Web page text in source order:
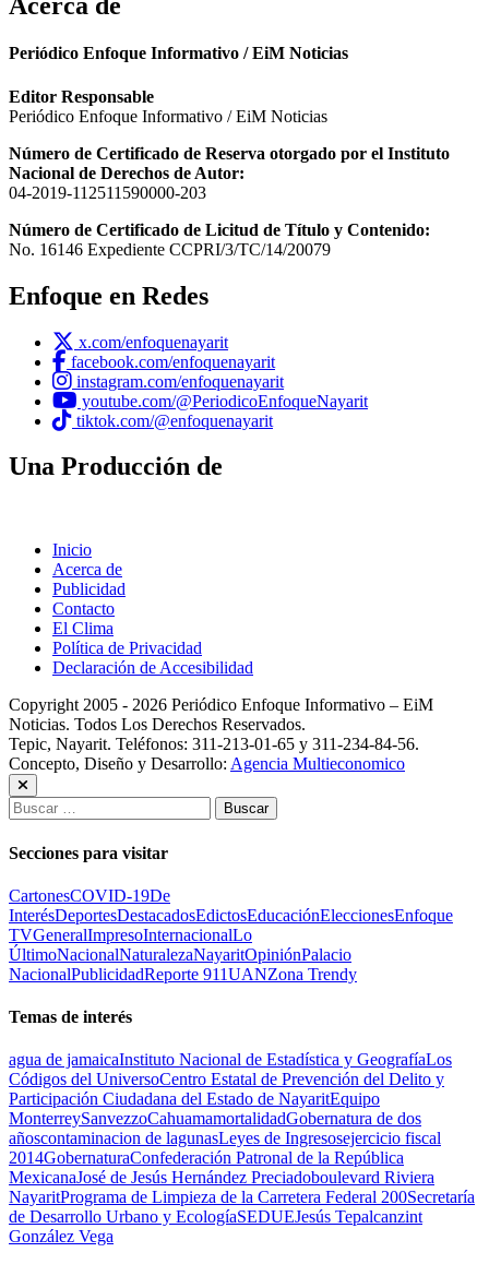
Periódico Enfoque Informativo / EiM Noticias
Editor Responsable
Periódico Enfoque Informativo / EiM Noticias
Número de Certificado de Reserva otorgado por el Instituto
Nacional de Derechos de Autor:
04-2019-112511590000-203
Número de Certificado de Licitud de Título y Contenido:
No. 16146 Expediente CCPRI/3/TC/14/20079
Enfoque en Redes
x.com/enfoquenayarit
facebook.com/enfoquenayarit
instagram.com/enfoquenayarit
youtube.com/@PeriodicoEnfoqueNayarit
tiktok.com/@enfoquenayarit
Una Producción de
Inicio
Acerca de
Publicidad
Contacto
El Clima
Política de Privacidad
Declaración de Accesibilidad
Copyright 2005 - 2026 Periódico Enfoque Informativo – EiM
Noticias. Todos Los Derechos Reservados.
Tepic, Nayarit. Teléfonos: 311-213-01-65 y 311-234-84-56.
Concepto, Diseño y Desarrollo: Agencia Multieconomico
Buscar:
Secciones para visitar
CartonesCOVID-19De
InterésDeportesDestacadosEdictosEducaciónEleccionesEnfoque
TVGeneralImpresoInternacionalLo
ÚltimoNacionalNaturalezaNayaritOpiniónPalacio
NacionalPublicidadReporte 911UANZona Trendy
Temas de interés
agua de jamaicaInstituto Nacional de Estadística y GeografíaLos
Códigos del UniversoCentro Estatal de Prevención del Delito y
Participación Ciudadana del Estado de NayaritEquipo
MonterreySanvezzoCahuamamortalidadGobernatura de dos
añoscontaminacion de lagunasLeyes de Ingresosejercicio fiscal
2014GobernaturaConfederación Patronal de la República
MexicanaJosé de Jesús Hernández Preciadoboulevard Riviera
NayaritPrograma de Limpieza de la Carretera Federal 200Secretaría
de Desarrollo Urbano y EcologíaSEDUEJesús Tepalcanzint
González Vega